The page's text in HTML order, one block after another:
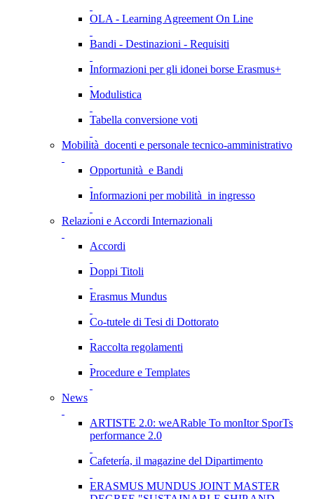
OLA - Learning Agreement On Line
Bandi - Destinazioni - Requisiti
Informazioni per gli idonei borse Erasmus+
Modulistica
Tabella conversione voti
Mobilità docenti e personale tecnico-amministrativo
Opportunità e Bandi
Informazioni per mobilità in ingresso
Relazioni e Accordi Internazionali
Accordi
Doppi Titoli
Erasmus Mundus
Co-tutele di Tesi di Dottorato
Raccolta regolamenti
Procedure e Templates
News
ARTISTE 2.0: weARable To monItor SporTs
performance 2.0
Cafetería, il magazine del Dipartimento
ERASMUS MUNDUS JOINT MASTER